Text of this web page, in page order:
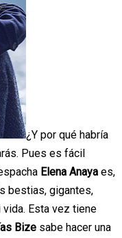
¿Y por qué habría
Pues es fácil
Elena Anaya es,
bestias, gigantes,
Esta vez tiene
Bize sabe hacer una